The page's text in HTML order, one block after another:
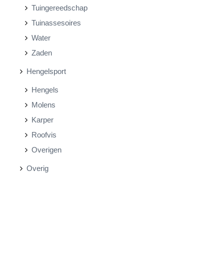
Tuingereedschap
Tuinassesoires
Water
Zaden
Hengelsport
Hengels
Molens
Karper
Roofvis
Overigen
Overig